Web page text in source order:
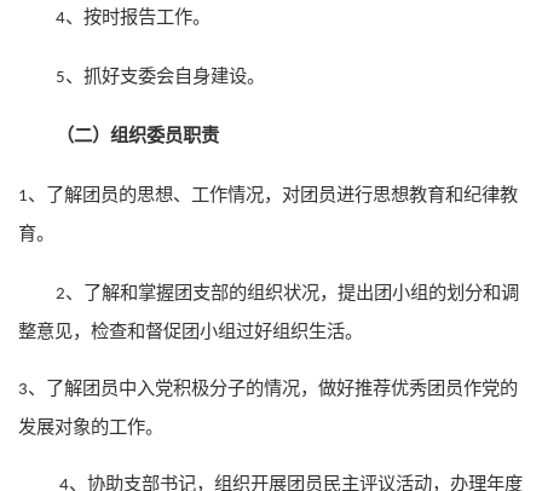
4、按时报告工作。
5、抓好支委会自身建设。
（二）组织委员职责
1、 了解团员的思想、工作情况，对团员进行思想教育和纪律教
育。
2、了解和掌握团支部的组织状况，提出团小组的划分和调
整意见，检查和督促团小组过好组织生活。
3、 了解团员中入党积极分子的情况，做好推荐优秀团员作党的
发展对象的工作。
4、协助支部书记，组织开展团员民主评议活动，办理年度